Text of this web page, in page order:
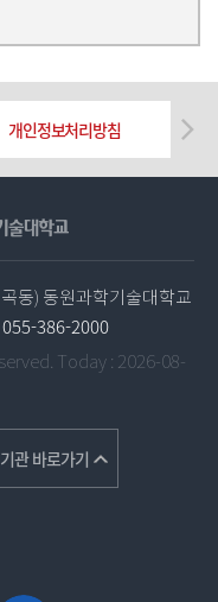
동) 동원과학기술대학교
055-386-2000
Today : 2026-08-
개인정보처리방침
관 바로가기